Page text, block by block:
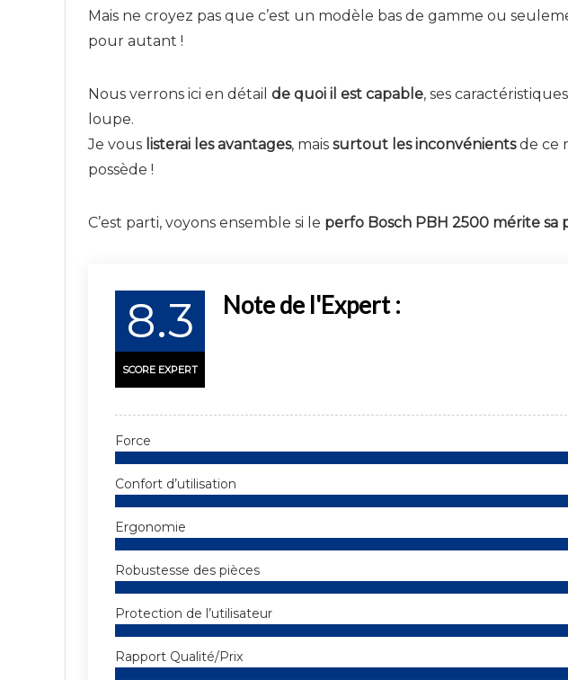
Mais ne croyez pas que c’est un modèle bas de gamme ou
pour autant !
Nous verrons ici en détail de quoi il est capable, ses
loupe.
Je vous listerai les avantages, mais surtout les inconvénientsde ce
possède !
C’est parti, voyons ensemble si le perfo Bosch PBH 2500 mérite sa
8.3
SCORE EXPERT
Note de l'Expert :
Force
Confort d’utilisation
Ergonomie
Robustesse des pièces
Protection de l’utilisateur
Rapport Qualité/Prix